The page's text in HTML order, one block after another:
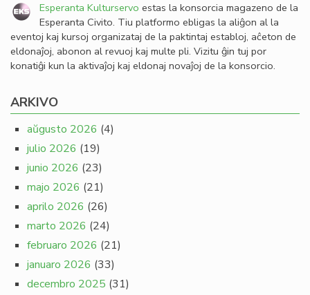
Esperanta Kulturservo estas la konsorcia magazeno de la
Esperanta Civito. Tiu platformo ebligas la aliĝon al la
eventoj kaj kursoj organizataj de la paktintaj establoj, aĉeton de
eldonaĵoj, abonon al revuoj kaj multe pli. Vizitu ĝin tuj por
konatiĝi kun la aktivaĵoj kaj eldonaj novaĵoj de la konsorcio.
ARKIVO
aŭgusto 2026 (4)
julio 2026 (19)
junio 2026 (23)
majo 2026 (21)
aprilo 2026 (26)
marto 2026 (24)
februaro 2026 (21)
januaro 2026 (33)
decembro 2025 (31)